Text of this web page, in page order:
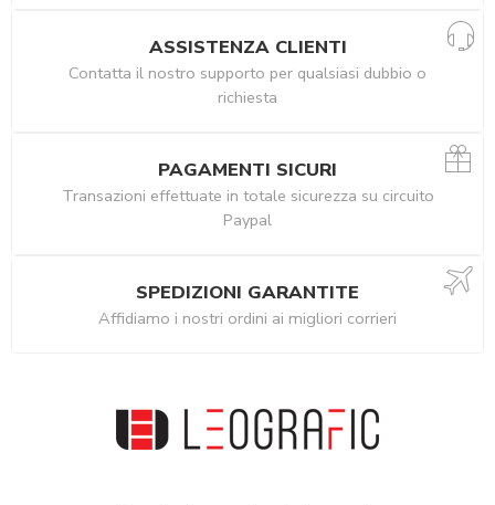
ASSISTENZA CLIENTI
Contatta il nostro supporto per qualsiasi dubbio o
richiesta
PAGAMENTI SICURI
Transazioni effettuate in totale sicurezza su circuito
Paypal
SPEDIZIONI GARANTITE
Affidiamo i nostri ordini ai migliori corrieri